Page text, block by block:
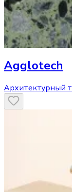
Agglotech
Архитектурный